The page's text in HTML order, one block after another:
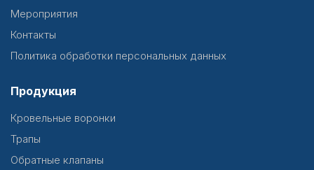
Мероприятия
Контакты
Политика обработки персональных данных
Продукция
Кровельные воронки
Трапы
Обратные клапаны